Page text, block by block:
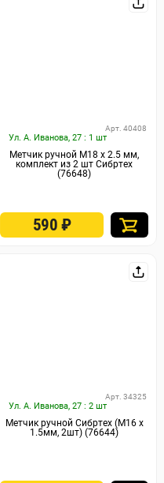
Ул. А. Иванова, 27 : 1 шт
Арт. 40408
Метчик ручной М18 х 2.5 мм,
комплект из 2 шт Сибртех
(76648)
590 ₽
Ул. А. Иванова, 27 : 2 шт
Арт. 34325
Метчик ручной Сибртех (М16 х
1.5мм, 2шт) (76644)